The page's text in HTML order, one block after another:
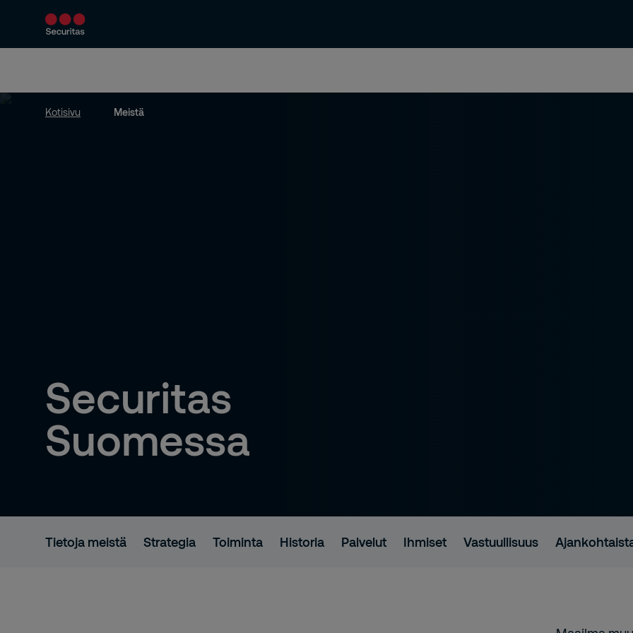
Turvallisuuspalvelut Ratkaisumme Uutiset ja julkaisut Yhteystiedot Urasivu
Kotisivu Meistä
Securitas
Suomessa
Tietoja meistä Strategia Toiminta Historia Palvelut Ihmiset Vastuullisuus